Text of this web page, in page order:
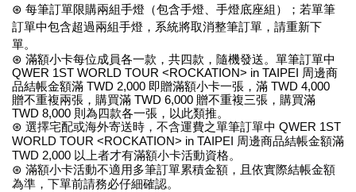
⊛ 每筆訂單限購兩組手燈（包含手燈、手燈底座組）；若單筆
訂單中包含超過兩組手燈，系統將取消整筆訂單，請重新下
單。
⊛ 滿額小卡每位成員各一款，共四款，隨機發送。單筆訂單中
QWER 1ST WORLD TOUR <ROCKATION> in TAIPEI 周邊商
品結帳金額滿 TWD 2,000 即贈滿額小卡一張，滿 TWD 4,000
贈不重複兩張，購買滿 TWD 6,000 贈不重複三張，購買滿
TWD 8,000 則為四款各一張，以此類推。
⊛ 選擇宅配或海外寄送時，不含運費之單筆訂單中 QWER 1ST
WORLD TOUR <ROCKATION> in TAIPEI 周邊商品結帳金額滿
TWD 2,000 以上者才有滿額小卡活動資格。
⊛ 滿額小卡活動不適用多筆訂單累積金額，且依實際結帳金額
為準，下單前請務必仔細確認。